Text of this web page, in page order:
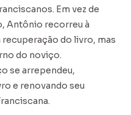
Em vez de
Antônio recorreu à
do livro, mas
do noviço.
se arrependeu,
e renovando seu